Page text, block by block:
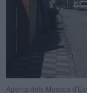
Agents dels Mossos